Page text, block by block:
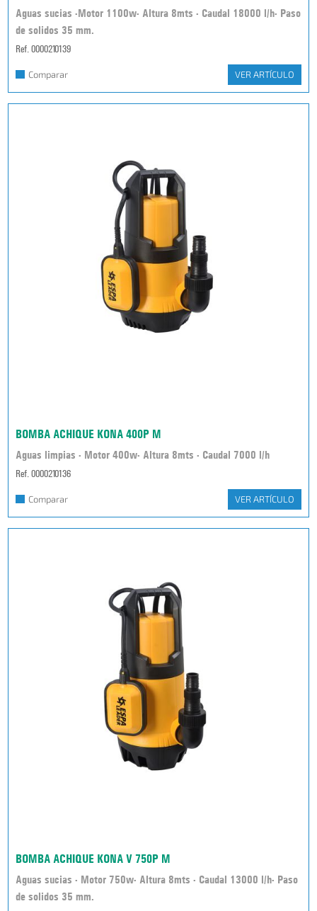
Aguas sucias -Motor 1100w- Altura 8mts - Caudal 18000 l/h- Paso
de solidos 35 mm.
Ref. 0000210139
Comparar VER ARTÍCULO
BOMBA ACHIQUE KONA 400P M
Aguas limpias - Motor 400w- Altura 8mts - Caudal 7000 l/h
Ref. 0000210136
Comparar VER ARTÍCULO
BOMBA ACHIQUE KONA V 750P M
Aguas sucias - Motor 750w- Altura 8mts - Caudal 13000 l/h- Paso
de solidos 35 mm.